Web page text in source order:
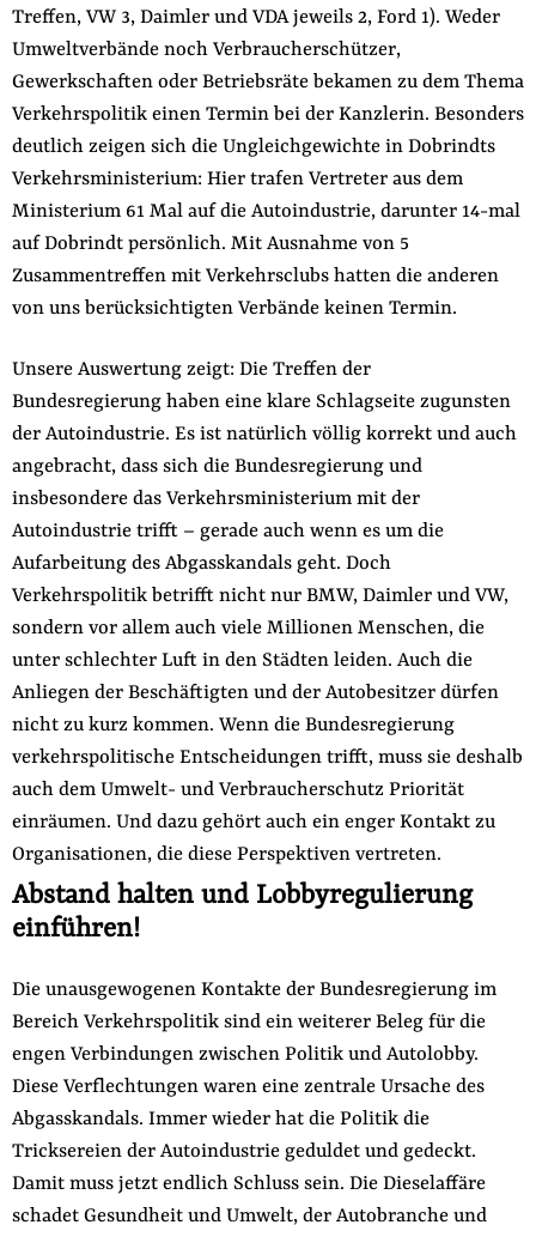
Treffen, VW 3, Daimler und VDA jeweils 2, Ford 1). Weder
Umweltverbände noch Verbraucherschützer,
Gewerkschaften oder Betriebsräte bekamen zu dem Thema
Verkehrspolitik einen Termin bei der Kanzlerin. Besonders
deutlich zeigen sich die Ungleichgewichte in Dobrindts
Verkehrsministerium: Hier trafen Vertreter aus dem
Ministerium 61 Mal auf die Autoindustrie, darunter 14-mal
auf Dobrindt persönlich. Mit Ausnahme von 5
Zusammentreffen mit Verkehrsclubs hatten die anderen
von uns berücksichtigten Verbände keinen Termin.
Unsere Auswertung zeigt: Die Treffen der
Bundesregierung haben eine klare Schlagseite zugunsten
der Autoindustrie. Es ist natürlich völlig korrekt und auch
angebracht, dass sich die Bundesregierung und
insbesondere das Verkehrsministerium mit der
Autoindustrie trifft – gerade auch wenn es um die
Aufarbeitung des Abgasskandals geht. Doch
Verkehrspolitik betrifft nicht nur BMW, Daimler und VW,
sondern vor allem auch viele Millionen Menschen, die
unter schlechter Luft in den Städten leiden. Auch die
Anliegen der Beschäftigten und der Autobesitzer dürfen
nicht zu kurz kommen. Wenn die Bundesregierung
verkehrspolitische Entscheidungen trifft, muss sie deshalb
auch dem Umwelt- und Verbraucherschutz Priorität
einräumen. Und dazu gehört auch ein enger Kontakt zu
Organisationen, die diese Perspektiven vertreten.
Abstand halten und Lobbyregulierung
einführen!
Die unausgewogenen Kontakte der Bundesregierung im
Bereich Verkehrspolitik sind ein weiterer Beleg für die
engen Verbindungen zwischen Politik und Autolobby.
Diese Verflechtungen waren eine zentrale Ursache des
Abgasskandals. Immer wieder hat die Politik die
Tricksereien der Autoindustrie geduldet und gedeckt.
Damit muss jetzt endlich Schluss sein. Die Dieselaffäre
schadet Gesundheit und Umwelt, der Autobranche und